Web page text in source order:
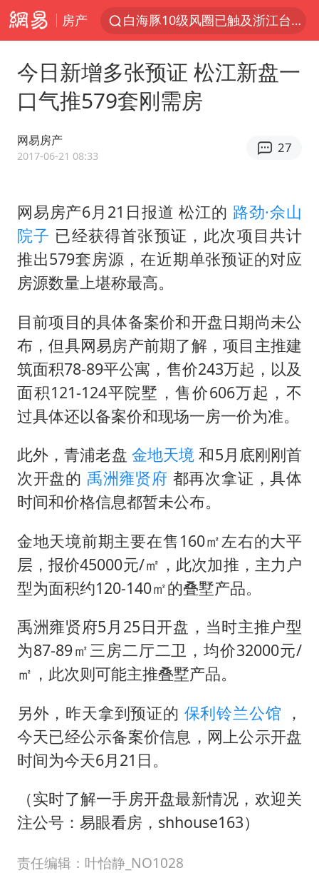
房产
白海豚10级风圈已触及浙江台州
“伊斯兰版北约”出现
外国游客的“中国游三件套”火了
上海大部迎大暴雨
以军士兵把枪口对准中国记者
谢霆锋演唱会隔空祝王菲生日快乐
河南警方公开征集黑恶犯罪线索
辽宁省深化扫黑除恶专项斗争
一周大涨超7% 金价为何突然上涨
生产也能“拼单”了
央视新主播李秋莹孙亚鹏亮相
今日新增多张预证 松江新盘一
口气推579套刚需房
网易房产
2017-06-21 08:33
27
网易房产6月21日报道 松江的 路劲·佘山
院子 已经获得首张预证，此次项目共计
推出579套房源，在近期单张预证的对应
房源数量上堪称最高。
目前项目的具体备案价和开盘日期尚未公
布，但具网易房产前期了解，项目主推建
筑面积78-89平公寓，售价243万起，以及
面积121-124平院墅，售价606万起，不
过具体还以备案价和现场一房一价为准。
此外，青浦老盘 金地天境和5月底刚刚首
次开盘的 禹洲雍贤府 都再次拿证，具体
时间和价格信息都暂未公布。
金地天境前期主要在售160㎡左右的大平
层，报价45000元/㎡，此次加推，主力户
型为面积约120-140㎡的叠墅产品。
禹洲雍贤府5月25日开盘，当时主推户型
为87-89㎡三房二厅二卫，均价32000元/
㎡，此次则可能主推叠墅产品。
另外，昨天拿到预证的 保利铃兰公馆
，
今天已经公示备案价信息，网上公示开盘
时间为今天6月21日。
（实时了解一手房开盘最新情况，欢迎关
注公号：易眼看房，shhouse163）
责任编辑：叶怡静_NO1028